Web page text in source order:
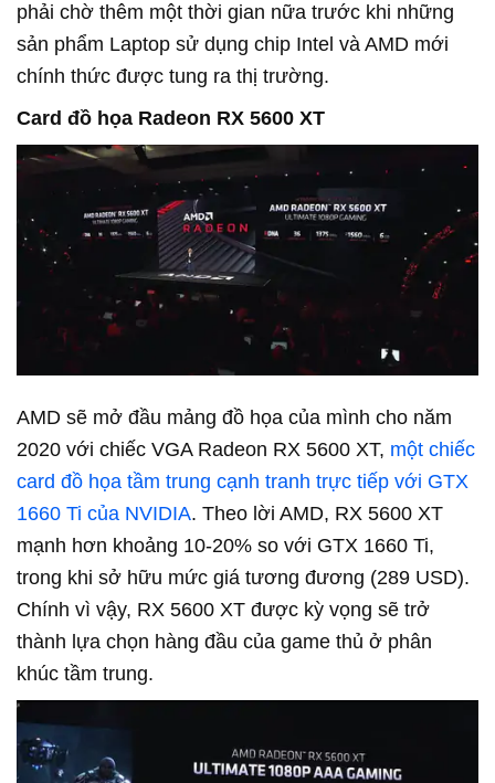
phải chờ thêm một thời gian nữa trước khi những
sản phẩm Laptop sử dụng chip Intel và AMD mới
chính thức được tung ra thị trường.
Card đồ họa Radeon RX 5600 XT
AMD sẽ mở đầu mảng đồ họa của mình cho năm
2020 với chiếc VGA Radeon RX 5600 XT, một chiếc
card đồ họa tầm trung cạnh tranh trực tiếp với GTX
1660 Ti của NVIDIA. Theo lời AMD, RX 5600 XT
mạnh hơn khoảng 10-20% so với GTX 1660 Ti,
trong khi sở hữu mức giá tương đương (289 USD).
Chính vì vậy, RX 5600 XT được kỳ vọng sẽ trở
thành lựa chọn hàng đầu của game thủ ở phân
khúc tầm trung.